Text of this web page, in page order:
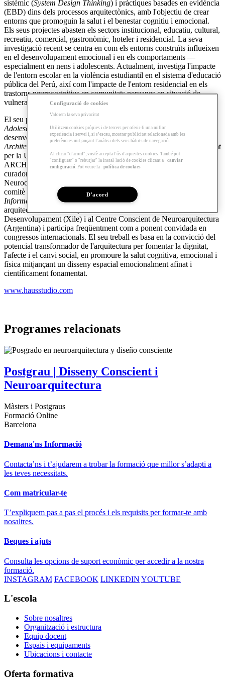
sistèmic (System Design Thinking) i pràctiques basades en evidència
(EBD) dins dels processos arquitectònics, amb l'objectiu de crear
entorns que promoguin la salut i el benestar cognitiu i emocional.
Els seus projectes abasten els sectors institucional, educatiu, cultural,
recreatiu, comercial, gastronòmic, hoteler i residencial. La seva
investigació recent se centra en com els entorns construïts influeixen
en el desenvolupament emocional i en els comportaments —
especialment en nens i adolescents. Actualment, investiga l'impacte
de l'entorn escolar en la violència estudiantil en el sistema d'educació
pública del Perú, així com l'impacte de l'entorn residencial en els
trastorns neurocognitius en comunitats peruanes en situació de
vulnerabilitat.
El seu projecte
The Path: How to Foster Children’s and
Adolescents’ Emotional Well-Being through Architecture
desenvolupat en coautoria, va ser presentat a laBiennale
Architettura 2023: The Laboratory of the Future
a Venècia i publicat
per la Universitat d'Aalto el 2024 durant el Congrés Internacional
ARCH24 sobre Arquitectura, Investigació i Salut. Camila també és
curadora i columnista de la secció d'Arquitectura Informada per la
Neurociència a
comitè editorial del
Journal of Biourbanism & Neuroscience-
Informed Architecture. És docent en programes de postgrau sobre
arquitectura informada per la neurociència a la Universitat del
Desenvolupament (Xile) i al Centre Conscient de Neuroarquitectura
(Argentina) i participa freqüentment com a ponent convidada en
congressos internacionals. El seu treball es basa en la convicció del
potencial transformador de l'arquitectura per fomentar la dignitat,
l'afecte i el canvi social, en promoure la salut cognitiva, emocional i
física mitjançant un disseny espacial emocionalment afinat i
científicament fonamentat.
www.hausstudio.com
Programes relacionats
Postgrau | Disseny Conscient i
Neuroarquitectura
Màsters i Postgraus
Formació Online
Barcelona
Demana'ns Informació
Contacta’ns i t’ajudarem a trobar la formació que millor s’adapti a
les teves necessitats.
Com matricular-te
T’expliquem pas a pas el procés i els requisits per formar-te amb
nosaltres.
Beques i ajuts
Consulta les opcions de suport econòmic per accedir a la nostra
formació.
INSTAGRAM FACEBOOK LINKEDIN YOUTUBE
L'escola
Sobre nosaltres
Organització i estructura
Equip docent
Espais i equipaments
Ubicacions i contacte
Oferta formativa
Configuració de cookies
Valorem la seva privacitat
Utilitzem cookies pròpies i de tercers per oferir-li una millor
experiència i servei i, si s’escau, mostrar publicitat relacionada amb les
preferències mitjançant l'anàlisi dels seus hàbits de navegació.
Al clicar "d'acord", vostè accepta l'ús d'aquestes cookies. També pot
"configurar" o "rebutjar" la instal·lació de cookies clicant a
canviar
configuració . Pot veure la política de cookies
D'acord